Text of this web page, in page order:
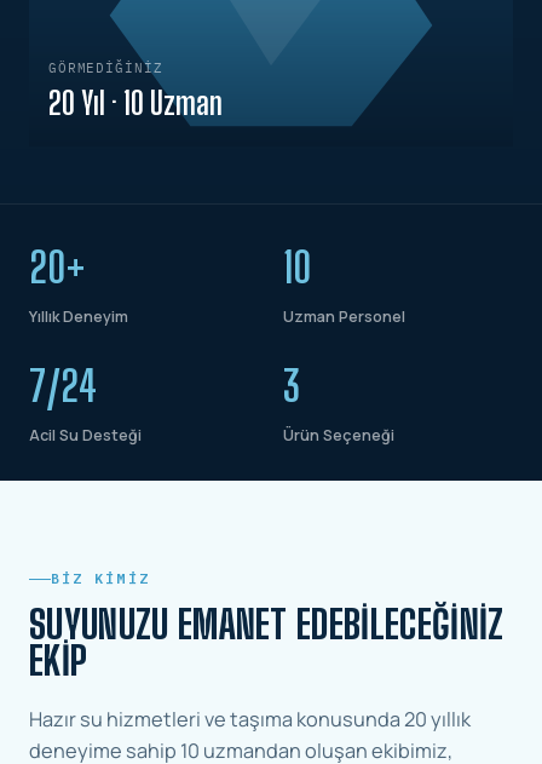
GÖRMEDIĞINIZ
20 Yıl · 10 Uzman
20+
Yıllık Deneyim
10
Uzman Personel
7/24
Acil Su Desteği
3
Ürün Seçeneği
BIZ KIMIZ
SUYUNUZU EMANET EDEBILECEĞINIZ
EKIP
Hazır su hizmetleri ve taşıma konusunda 20 yıllık
deneyime sahip 10 uzmandan oluşan ekibimiz,